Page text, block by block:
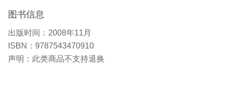
图书信息
出版时间： 2008年11月
ISBN： 9787543470910
声明： 此类商品不支持退换